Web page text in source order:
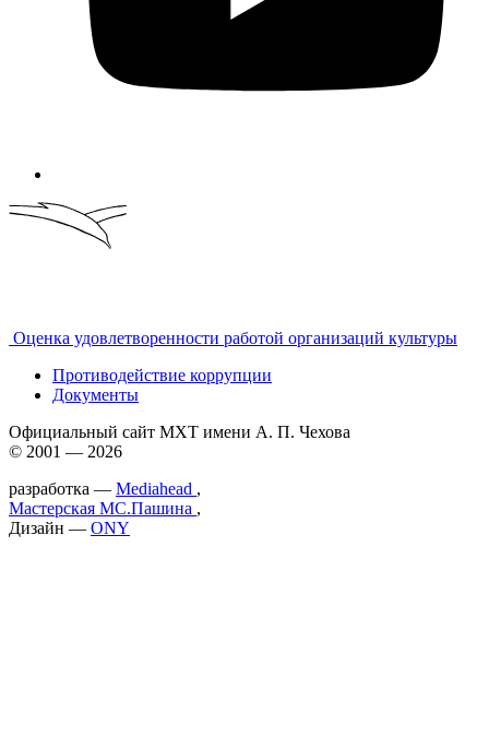
Оценка удовлетворенности работой организаций культуры
Противодействие коррупции
Документы
Официальный сайт МХТ имени А. П. Чехова
© 2001 — 2026
разработка — Mediahead ,
Мастерская МС.Пашина ,
Дизайн — ONY